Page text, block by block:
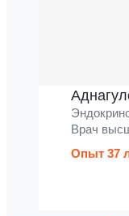
Врач
Опыт 37